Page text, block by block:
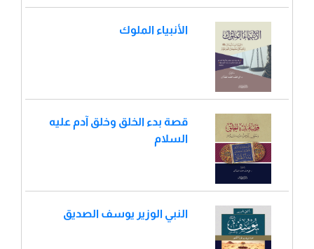
الأنبياء الملوك
قصة بدء الخلق وخلق آدم عليه
السلام
النبي الوزير يوسف الصديق